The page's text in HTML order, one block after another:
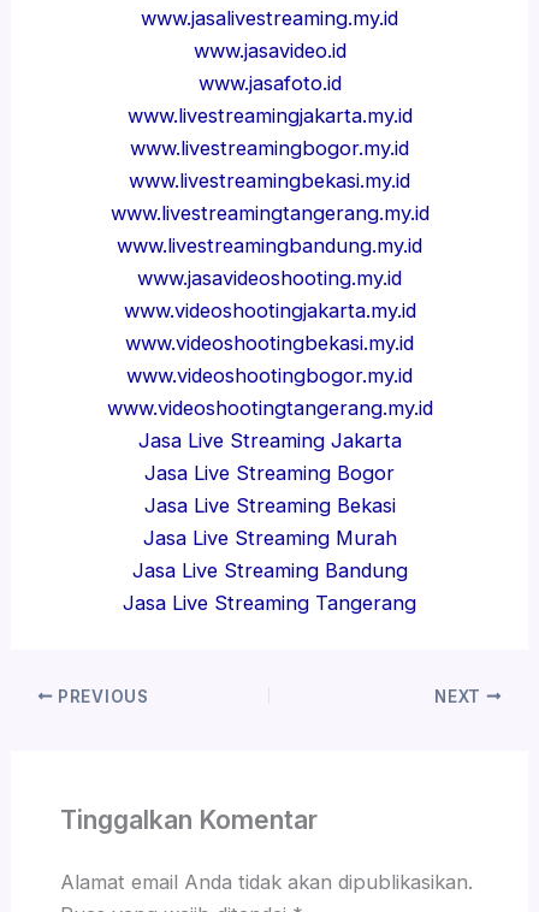
www.jasalivestreaming.my.id
www.jasavideo.id
www.jasafoto.id
www.livestreamingjakarta.my.id
www.livestreamingbogor.my.id
www.livestreamingbekasi.my.id
www.livestreamingtangerang.my.id
www.livestreamingbandung.my.id
www.jasavideoshooting.my.id
www.videoshootingjakarta.my.id
www.videoshootingbekasi.my.id
www.videoshootingbogor.my.id
www.videoshootingtangerang.my.id
Jasa Live Streaming Jakarta
Jasa Live Streaming Bogor
Jasa Live Streaming Bekasi
Jasa Live Streaming Murah
Jasa Live Streaming Bandung
Jasa Live Streaming Tangerang
PREVIOUS NEXT
Tinggalkan Komentar
Alamat email Anda tidak akan dipublikasikan.